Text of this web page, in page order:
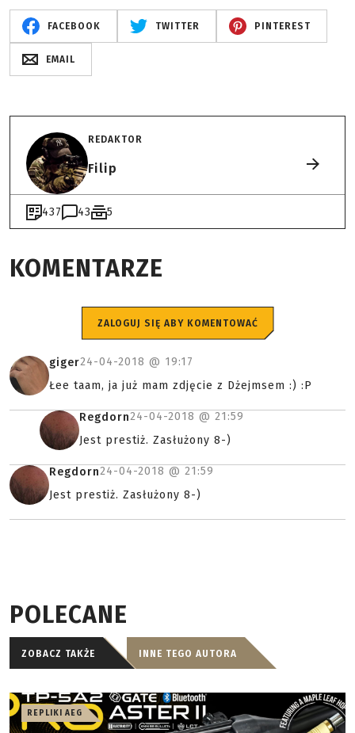
FACEBOOK TWITTER PINTEREST
EMAIL
REDAKTOR
Filip
437 43 5
KOMENTARZE
ZALOGUJ SIĘ ABY KOMENTOWAĆ
giger24-04-2018 @ 19:17
Łee taam, ja już mam zdjęcie z Dżejmsem :) :P
Regdorn24-04-2018 @ 21:59
Jest prestiż. Zasłużony 8-)
Regdorn24-04-2018 @ 21:59
Jest prestiż. Zasłużony 8-)
POLECANE
ZOBACZ TAKŻE INNE TEGO AUTORA
REPLIKI AEG